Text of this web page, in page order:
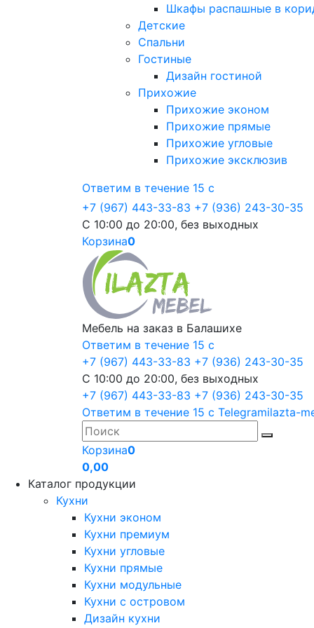
Шкафы распашные в
Детские
Спальни
Гостиные
Дизайн гостиной
Прихожие
Прихожие эконом
Прихожие прямые
Прихожие угловые
Прихожие эксклюзив
Ответим в течение 15 с
+7 (967) 443-33-83 +7 (936) 243-30-35
С 10:00 до 20:00, без выходных
Корзина0
Мебель на заказ в Балашихе
Ответим в течение 15 с
+7 (967) 443-33-83 +7 (936) 243-30-35
С 10:00 до 20:00, без выходных
+7 (967) 443-33-83 +7 (936) 243-30-35
Ответим в течение 15 с Telegramilazta-
Корзина0
0,00
Каталог продукции
Кухни
Кухни эконом
Кухни премиум
Кухни угловые
Кухни прямые
Кухни модульные
Кухни с островом
Дизайн кухни